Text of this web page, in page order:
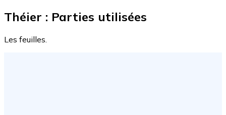
Théier : Parties utilisées
Les feuilles.